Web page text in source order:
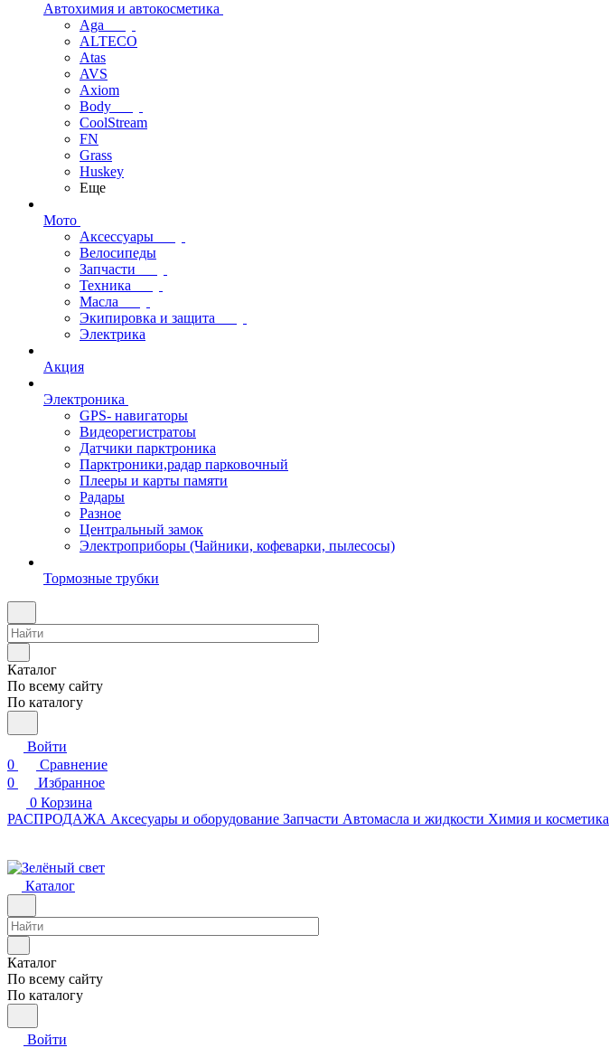
Автохимия и автокосметика
Aga
ALTECO
Atas
AVS
Axiom
Body
CoolStream
FN
Grass
Huskey
Еще
Мото
Аксессуары
Велосипеды
Запчасти
Техника
Масла
Экипировка и защита
Электрика
Акция
Электроника
GPS- навигаторы
Видеорегистратоы
Датчики парктроника
Парктроники,радар парковочный
Плееры и карты памяти
Радары
Разное
Центральный замок
Электроприборы (Чайники, кофеварки, пылесосы)
Тормозные трубки
Каталог
По всему сайту
По каталогу
Войти
0
Сравнение
0
Избранное
0 Корзина
РАСПРОДАЖА Аксесуары и оборудование Запчасти Автомасла и жидкости Химия и косметика
Каталог
Каталог
По всему сайту
По каталогу
Войти